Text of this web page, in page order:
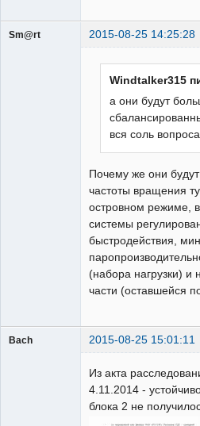
Sm@rt 2015-08-25 14:25:28
Windtalker315
а они будут
вся соль
Почему же они
частоты вращения
островном режиме,
системы
быстродействия,
(набора нагрузки) и
части (оставшейся
Bach 2015-08-25 15:01:11
Из акта
4.11.2014 -
блока 2 не